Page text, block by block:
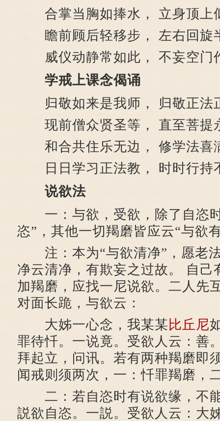
合掌当胸如捧水， 立身顶上
瞻前顾后轻移步， 左右回旋
威仪动静常如此， 不妄空门
学戒上课念偈诵
归敬如来是我师， 归敬正法
现前僧众贤圣等， 直至菩提
和合共住乐无边， 修学法喜
日日学习正法教， 时时行持
说欲法
一：与欲，受欲，除了自恣
恣”，其他一切羯磨皆应云“与欲
注：本为“与欲清净”，愿老
净云清净，有欺妄之过故。 自己
加羯磨，应找一尼说欲。二人先
对面长跪，与欲云：
大姊一心念，我某某 比丘尼
罪待忏。一说竟。受欲人云：善
拜起立，问讯。若有两种羯磨即
闻戒则须两次，一：忏罪羯磨，
二：若自恣时有说欲缘，不
説欲自恣。一説。受欲人云：大